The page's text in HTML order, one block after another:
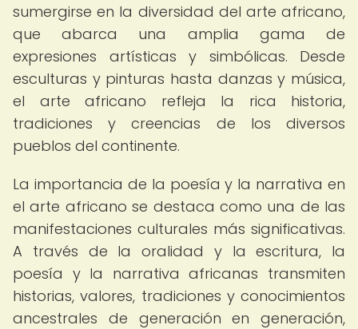
sumergirse en la diversidad del arte africano,
que abarca una amplia gama de
expresiones artísticas y simbólicas. Desde
esculturas y pinturas hasta danzas y música,
el arte africano refleja la rica historia,
tradiciones y creencias de los diversos
pueblos del continente.
La importancia de la poesía y la narrativa en
el arte africano se destaca como una de las
manifestaciones culturales más significativas.
A través de la oralidad y la escritura, la
poesía y la narrativa africanas transmiten
historias, valores, tradiciones y conocimientos
ancestrales de generación en generación,